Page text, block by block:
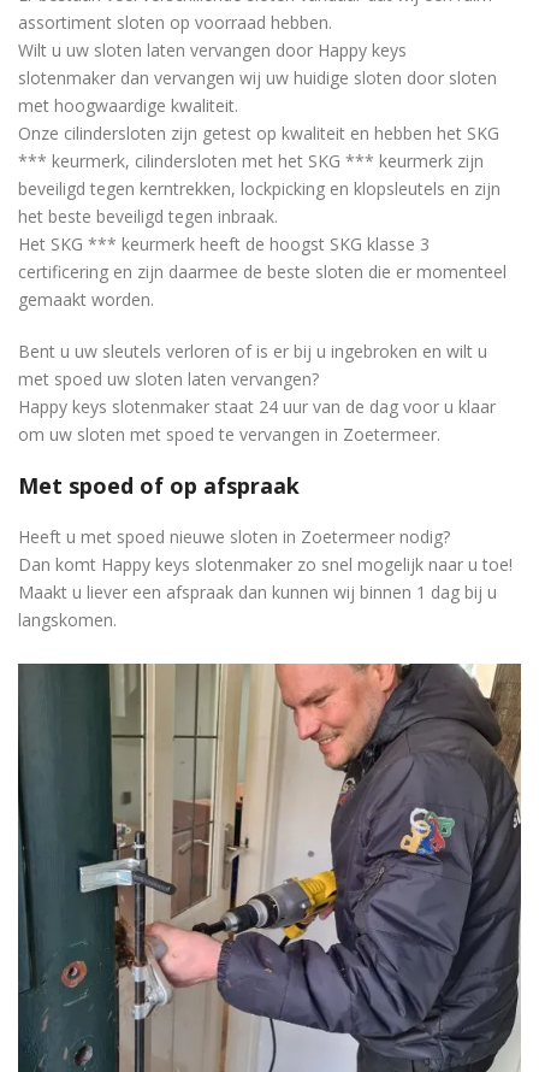
assortiment sloten op voorraad hebben.
Wilt u uw sloten laten vervangen door Happy keys
slotenmaker dan vervangen wij uw huidige sloten door sloten
met hoogwaardige kwaliteit.
Onze cilindersloten zijn getest op kwaliteit en hebben het SKG
*** keurmerk, cilindersloten met het SKG *** keurmerk zijn
beveiligd tegen kerntrekken, lockpicking en klopsleutels en zijn
het beste beveiligd tegen inbraak.
Het SKG *** keurmerk heeft de hoogst SKG klasse 3
certificering en zijn daarmee de beste sloten die er momenteel
gemaakt worden.
Bent u uw sleutels verloren of is er bij u ingebroken en wilt u
met spoed uw sloten laten vervangen?
Happy keys slotenmaker staat 24 uur van de dag voor u klaar
om uw sloten met spoed te vervangen in Zoetermeer.
Met spoed of op afspraak
Heeft u met spoed nieuwe sloten in Zoetermeer nodig?
Dan komt Happy keys slotenmaker zo snel mogelijk naar u toe!
Maakt u liever een afspraak dan kunnen wij binnen 1 dag bij u
langskomen.